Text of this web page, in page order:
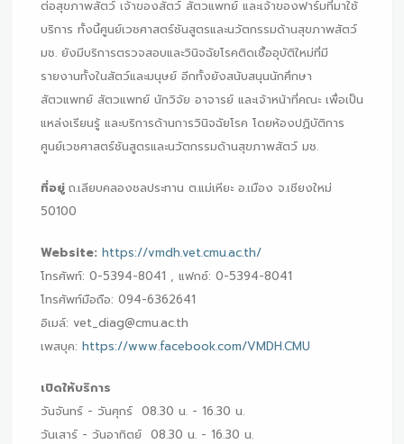
ต่อสุขภาพสัตว์ เจ้าของสัตว์ สัตวแพทย์ และเจ้าของฟาร์มที่มาใช้
บริการ ทั้งนี้ศูนย์เวชศาสตร์ชันสูตรและนวัตกรรมด้านสุขภาพสัตว์
มช. ยังมีบริการตรวจสอบและวินิจฉัยโรคติดเชื้ออุบัติใหม่ที่มี
รายงานทั้งในสัตว์และมนุษย์ อีกทั้งยังสนับสนุนนักศึกษา
สัตวแพทย์ สัตวแพทย์ นักวิจัย อาจารย์ และเจ้าหน้าที่คณะ เพื่อเป็น
แหล่งเรียนรู้ และบริการด้านการวินิจฉัยโรค โดยห้องปฏิบัติการ
ศูนย์เวชศาสตร์ชันสูตรและนวัตกรรมด้านสุขภาพสัตว์ มช.
ที่อยู่ ถ.เลียบคลองชลประทาน ต.แม่เหียะ อ.เมือง จ.เชียงใหม่
50100
Website: https://vmdh.vet.cmu.ac.th/
โทรศัพท์: 0-5394-8041 , แฟกซ์: 0-5394-8041
โทรศัพท์มือถือ: 094-6362641
อิเมล์: vet_diag@cmu.ac.th
เพสบุค: https://www.facebook.com/VMDH.CMU
เปิดให้บริการ
วันจันทร์ - วันศุกร์ 08.30 น. - 16.30 น.
วันเสาร์ - วันอาทิตย์ 08.30 น. - 16.30 น.